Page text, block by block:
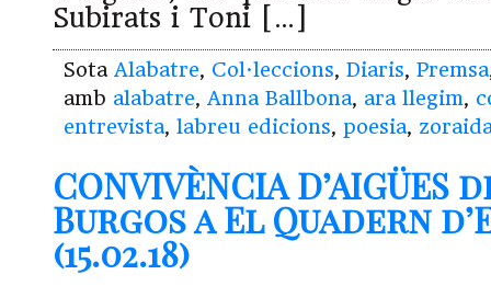
Subirats i Toni […]
Sota Alabatre, Col·leccions, Diaris, Premsa
amb alabatre, Anna Ballbona, ara llegim,
entrevista, labreu edicions, poesia,
CONVIVÈNCIA
Burgos a El Quadern
(15.02.18)